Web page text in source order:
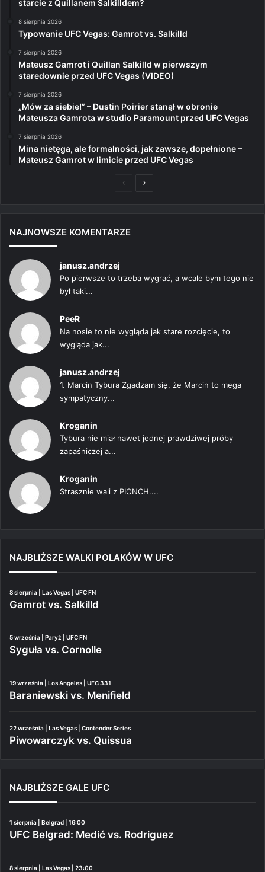
starcie z Quillanem Salkilldem?
8 sierpnia 2026
Typowanie UFC Vegas: Gamrot vs. Salkilld
7 sierpnia 2026
Mateusz Gamrot i Quillan Salkilld w pierwszym
staredownie przed UFC Vegas (VIDEO)
7 sierpnia 2026
„Mów za siebie!” – Dustin Poirier stanął w obronie
Mateusza Gamrota w studio Paramount przed UFC Vegas
7 sierpnia 2026
Mina nietęga, ale formalności, jak zawsze, dopełnione –
Mateusz Gamrot w limicie przed UFC Vegas
PoprzedniaNastępna
NAJNOWSZE KOMENTARZE
janusz.andrzej
Po pierwsze to trzeba wygrać, a wcale bym tego nie
był taki...
PeeR
Na nosie to nie wygląda jak stare rozcięcie, to
wygląda jak...
janusz.andrzej
1. Marcin Tybura Zgadzam się, że Marcin to mega
sympatyczny...
Kroganin
Tybura nie miał nawet jednej prawdziwej próby
zapaśniczej a...
Kroganin
Strasznie wali z PIONCH....
NAJBLIŻSZE WALKI POLAKÓW W UFC
8 sierpnia | Las Vegas | UFC FN
Gamrot vs. Salkilld
5 września | Paryż | UFC FN
Syguła vs. Cornolle
19 września | Los Angeles | UFC 331
Baraniewski vs. Menifield
22 września | Las Vegas | Contender Series
Piwowarczyk vs. Quissua
NAJBLIŻSZE GALE UFC
1 sierpnia | Belgrad | 16:00
UFC Belgrad: Medić vs. Rodriguez
8 sierpnia | Las Vegas | 23:00